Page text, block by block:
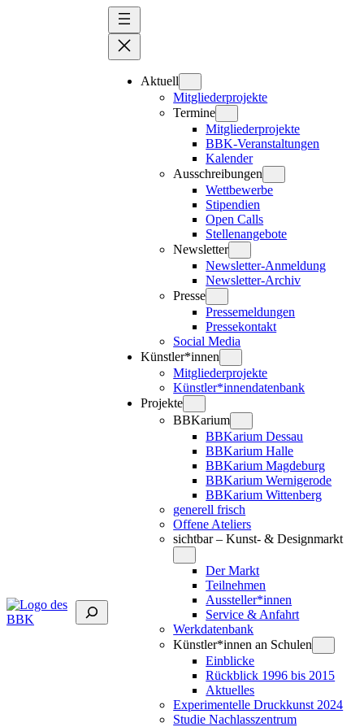
Suchen
Aktuell
Mitgliederprojekte
Termine
Mitgliederprojekte
BBK-Veranstaltungen
Kalender
Ausschreibungen
Wettbewerbe
Stipendien
Open Calls
Stellenangebote
Newsletter
Newsletter-Anmeldung
Newsletter-Archiv
Presse
Pressemeldungen
Pressekontakt
Social Media
Künstler*innen
Mitgliederprojekte
Künstler*innendatenbank
Projekte
BBKarium
BBKarium Dessau
BBKarium Halle
BBKarium Magdeburg
BBKarium Wernigerode
BBKarium Wittenberg
generell frisch
Offene Ateliers
sichtbar – Kunst- & Designmarkt
Der Markt
Teilnehmen
Aussteller*innen
Service & Anfahrt
Werkdatenbank
Künstler*innen an Schulen
Einblicke
Rückblick 1996 bis 2015
Aktuelles
Experimentelle Druckkunst 2024
Studie Nachlasszentrum